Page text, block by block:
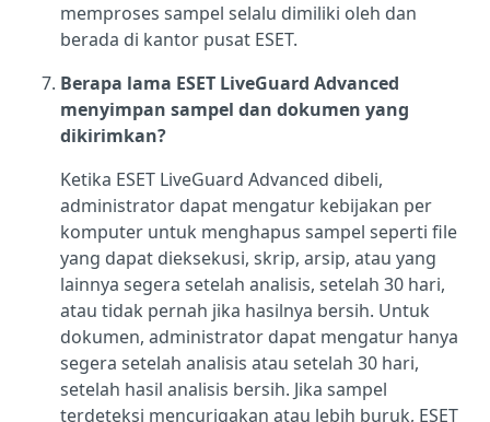
memproses sampel selalu dimiliki oleh dan
berada di kantor pusat ESET.
Berapa lama ESET LiveGuard Advanced
menyimpan sampel dan dokumen yang
dikirimkan?
Ketika ESET LiveGuard Advanced dibeli,
administrator dapat mengatur kebijakan per
komputer untuk menghapus sampel seperti file
yang dapat dieksekusi, skrip, arsip, atau yang
lainnya segera setelah analisis, setelah 30 hari,
atau tidak pernah jika hasilnya bersih. Untuk
dokumen, administrator dapat mengatur hanya
segera setelah analisis atau setelah 30 hari,
setelah hasil analisis bersih. Jika sampel
terdeteksi mencurigakan atau lebih buruk, ESET